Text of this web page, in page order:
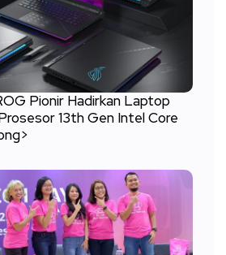
Pionir Hadirkan Laptop
13th Gen Intel Core